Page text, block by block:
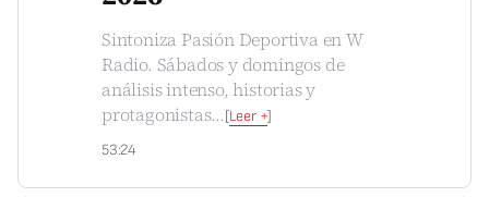
Sintoniza Pasión Deportiva en W
Radio. Sábados y domingos de
análisis intenso, historias y
protagonistas...[Leer +]
53:24